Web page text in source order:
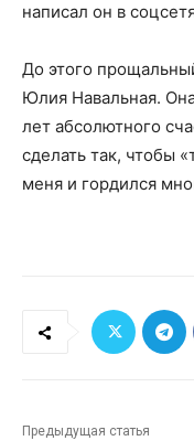
написал он в
До этого
Юлия Навальная.
лет абсолютного
сделать так, чтобы
меня и гордился
Предыдущая статья